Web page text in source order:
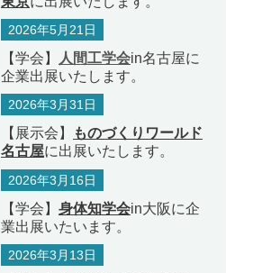
2026年5月21日
【学会】 人間工学会in名古屋に
企業出展いたします。
2026年3月31日
【展示会】
ものづくりワールド
名古屋に出展いたします。
2026年3月16日
【学会】 身体知学会in大阪に企
業出展いたいます。
2026年3月13日